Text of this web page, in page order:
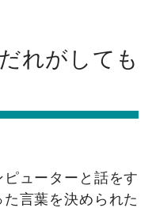
れがしても
ューターと話をす
言葉を決められた